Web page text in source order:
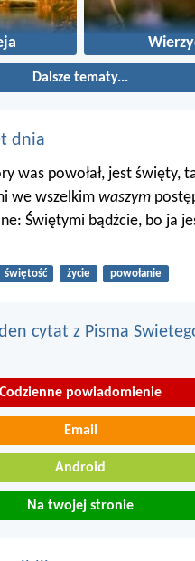
Dalsze tematy...
dnia
was powołał, jest święty,
we wszelkim waszym
Świętymi bądźcie, bo ja
świętość życie powołanie
cytat z Pisma
Codzienne powiadomienie
Email
Android
Na twojej stronie